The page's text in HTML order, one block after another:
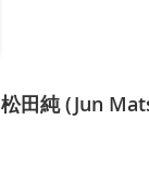
田純 (Jun